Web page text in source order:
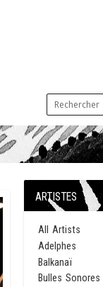
ARTISTES
All Artists
Adelphes
Balkanaï
Bulles Sonores